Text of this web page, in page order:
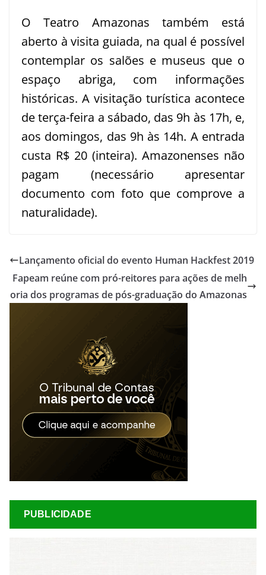
O Teatro Amazonas também está
aberto à visita guiada, na qual é possível
contemplar os salões e museus que o
espaço abriga, com informações
históricas. A visitação turística acontece
de terça-feira a sábado, das 9h às 17h, e,
aos domingos, das 9h às 14h. A entrada
custa R$ 20 (inteira). Amazonenses não
pagam (necessário apresentar
documento com foto que comprove a
naturalidade).
Lançamento oficial do evento Human Hackfest 2019
Fapeam reúne com pró-reitores para ações de melh
oria dos programas de pós-graduação do Amazonas
PUBLICIDADE